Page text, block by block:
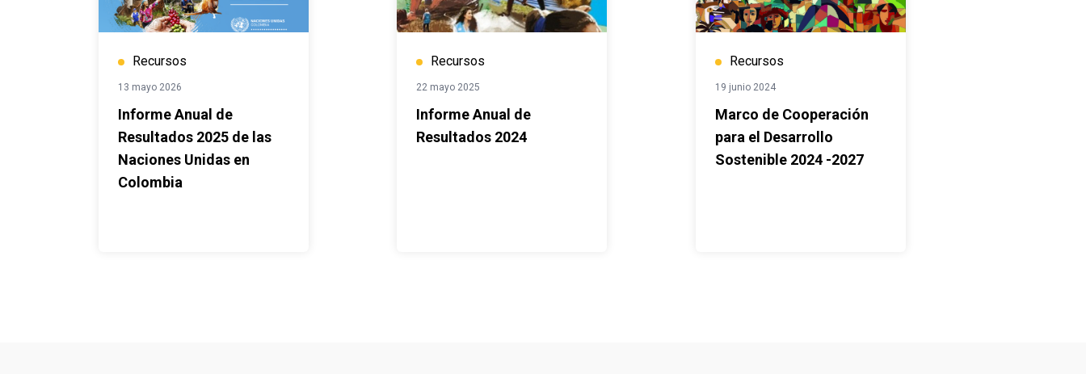
Recursos
13 mayo 2026
Informe Anual de
Resultados 2025 de las
Naciones Unidas en
Colombia
Recursos
22 mayo 2025
Informe Anual de
Resultados 2024
Recursos
19 junio 2024
Marco de Cooperación
para el Desarrollo
Sostenible 2024 -2027